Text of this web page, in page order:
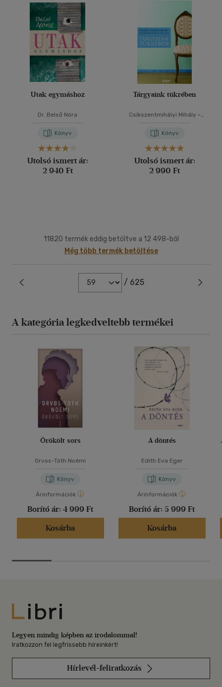
Utak egymáshoz
Dr. Belső Nóra
Könyv
Utolsó ismert ár:
2 940 Ft
Tárgyaink tükrében
Csíkszentmihályi Mihály -
Könyv
Utolsó ismert ár:
2 990 Ft
11820 termék eddig betöltve a 12 498-ből
Még több termék betöltése
/ 625
A kategória legkedveltebb termékei
Örökölt sors
Orvos-Tóth Noémi
Könyv
Árinformációk
Borító ár: 4 999 Ft
Kosárba
A döntés
Edith Eva Eger
Könyv
Árinformációk
Borító ár: 5 999 Ft
Kosárba
Libri
Legyen mindig képben az irodalommal!
Iratkozzon fel legfrissebb híreinkért!
Hírlevél-feliratkozás